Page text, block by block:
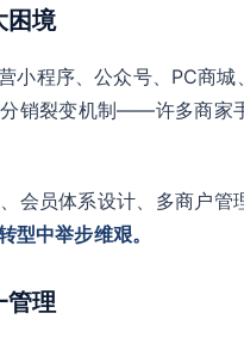
困境
小程序、公众号、PC商
销裂变机制——许多商家
会员体系设计、多商户管
型中举步维艰。
管理